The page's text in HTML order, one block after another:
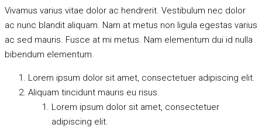
Vivamus varius vitae dolor ac hendrerit. Vestibulum nec dolor
ac nunc blandit aliquam. Nam at metus non ligula egestas varius
ac sed mauris. Fusce at mi metus. Nam elementum dui id nulla
bibendum elementum.
Lorem ipsum dolor sit amet, consectetuer adipiscing elit.
Aliquam tincidunt mauris eu risus.
Lorem ipsum dolor sit amet, consectetuer
adipiscing elit.